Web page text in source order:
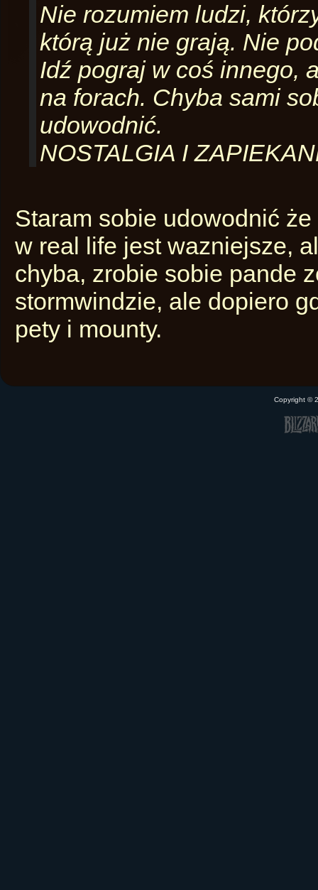
Nie rozumiem ludzi,
którą już nie grają. Nie
Idź pograj w coś innego,
na forach. Chyba sami
udowodnić.
NOSTALGIA I
Staram sobie udowodnić
w real life jest wazniejsze,
chyba, zrobie sobie pande
stormwindzie, ale dopiero
pety i mounty.
Copyright ©